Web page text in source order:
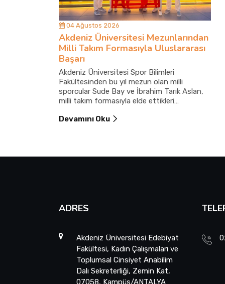
04 Ağustos 2026
Akdeniz Üniversitesi Mezunlarından
Milli Takım Formasıyla Uluslararası
Başarı
Akdeniz Üniversitesi Spor Bilimleri
Fakültesinden bu yıl mezun olan milli
sporcular Sude Bay ve İbrahim Tarık Aslan,
milli takım formasıyla elde ettikleri
Türkiye’ye gurur yaşattı.
Devamını Oku
ADRES
Akdeniz Üniversitesi Edebiyat
Fakültesi, Kadın Çalışmaları ve
Toplumsal Cinsiyet Anabilim
Dalı Sekreterliği, Zemin Kat,
07058, Kampüs/ANTALYA